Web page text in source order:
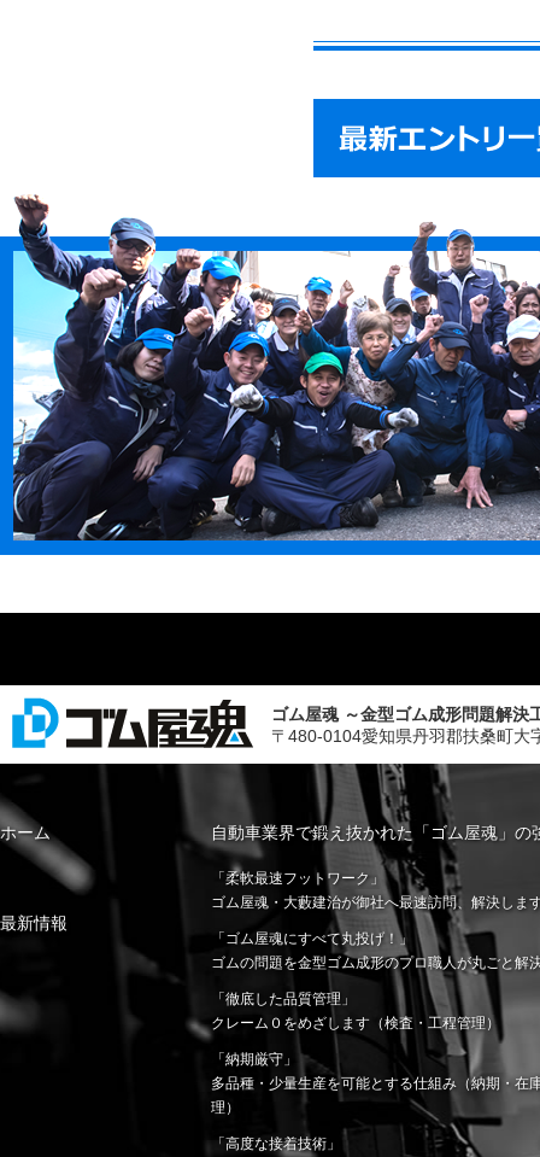
ゴム屋魂 ～金型ゴム成形問題解決
〒480-0104愛知県丹羽郡扶桑町
ホーム
最新情報
自動車業界で鍛え抜かれた「ゴム屋魂」の
「柔軟最速フットワーク」
ゴム屋魂・大藪建治が御社へ最速訪問、解決しま
「ゴム屋魂にすべて丸投げ！」
ゴムの問題を金型ゴム成形のプロ職人が丸ごと解
「徹底した品質管理」
クレーム０をめざします（検査・工程管理）
「納期厳守」
多品種・少量生産を可能とする仕組み（納期・在
理）
「高度な接着技術」